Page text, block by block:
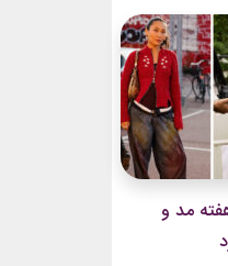
امیری، انتخاب
شده بود. جسارت در استایل‌های امیری BTS همان
اوت‌فیت‌ها
مد و